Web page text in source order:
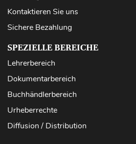
Kontaktieren Sie uns
Sichere Bezahlung
SPEZIELLE BEREICHE
Lehrerbereich
Dokumentarbereich
Buchhändlerbereich
Urheberrechte
Diffusion / Distribution